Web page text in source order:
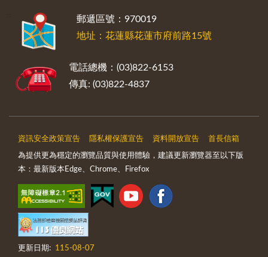
郵遞區號：970019
地址：花蓮縣花蓮市府前路15號
電話總機：(03)822-6153
傳真: (03)822-4837
資訊安全政策宣告 隱私權保護宣告 資料開放宣告 首長信箱
為提供更為穩定的瀏覽品質與使用體驗，建議更新瀏覽器至以下版
本：最新版本Edge、Chrome、Firefox
更新日期: 115-08-07